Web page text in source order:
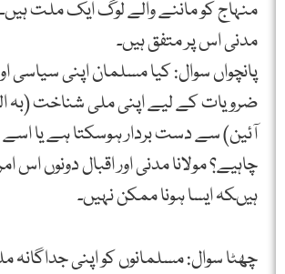
منہاج کو ماننے والے لوگ ایک ملت ہیں۔
مدنی اس پر متفق ہیں۔
پانچواں سوال: کیا مسلمان اپنی سیاسی
ضرویات کے لیے اپنی ملی شناخت (بہ
آئین) سے دست بردار ہوسکتا ہے یا اسے
چاہیے؟ مولانا مدنی اور اقبال دونوں اس
ہیںکہ ایسا ہونا ممکن نہیں۔
چھٹا سوال: مسلمانوں کو اپنی جداگانہ